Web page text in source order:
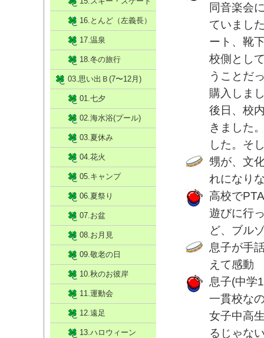
同音楽会
ていまし
ート、靴
校側とし
うことだ
購入しま
後日、校
きました
した。そ
甥が、文
れになり
高校で
遊びに行
ど、ブル
息子が手
えて感動
息子(中学
一貫校な
女子中高
るじゃな
16.とんど（左義長）
17.温泉
18.冬の旅行
03.思い出Ｂ(7〜12月)
01.七夕
02.海水浴(プール)
03.夏休み
04.花火
05.キャンプ
06.夏祭り
07.お盆
08.お月見
09.敬老の日
10.秋のお彼岸
11.運動会
12.遠足
13.ハロウィーン